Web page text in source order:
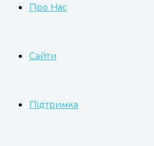
Про Нас
Сайти
Підтримка